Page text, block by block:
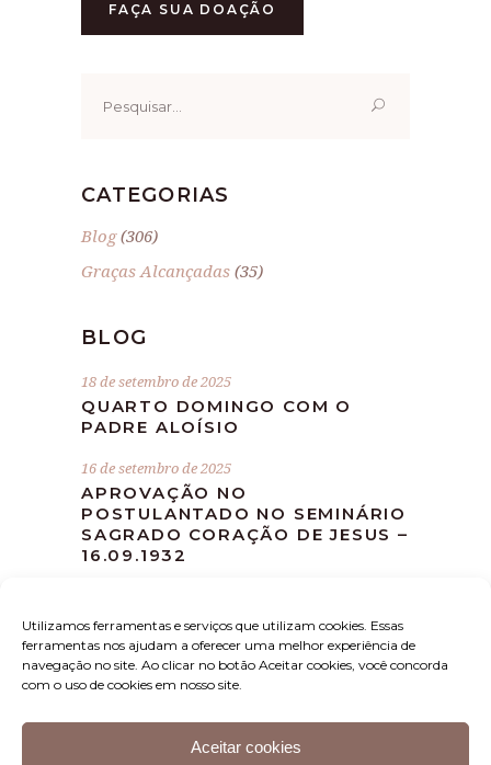
Utilizamos ferramentas e serviços que utilizam cookies. Essas
ferramentas nos ajudam a oferecer uma melhor experiência de
navegação no site. Ao clicar no botão Aceitar cookies, você concorda
com o uso de cookies em nosso site.
Aceitar cookies
FAÇA SUA DOAÇÃO
por:
CATEGORIAS
Blog(306)
Graças Alcançadas (35)
BLOG
18 de setembro de 2025
QUARTO DOMINGO COM O
PADRE ALOÍSIO
16 de setembro de 2025
APROVAÇÃO NO
POSTULANTADO NO SEMINÁRIO
SAGRADO CORAÇÃO DE JESUS –
16.09.1932
MISSA DEVOCIONAL MÊS DE
SETEMBRO